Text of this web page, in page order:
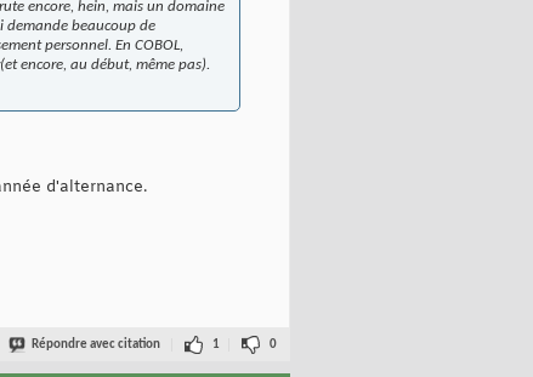
encore, hein, mais un domaine
demande beaucoup de
personnel. En COBOL,
encore, au début, même pas).
d'alternance.
Répondre avec citation 1 0